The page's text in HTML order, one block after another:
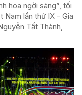
hoa ngời sáng”, tối
Nam lần thứ IX - Gia
Tất Thành,